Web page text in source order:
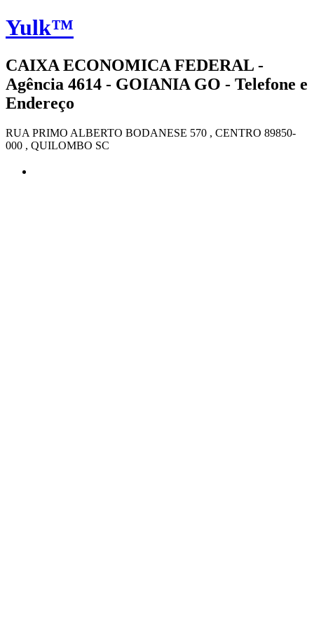
Yulk™
CAIXA ECONOMICA FEDERAL -
Agência 4614 - GOIANIA GO - Telefone e
Endereço
RUA PRIMO ALBERTO BODANESE 570 , CENTRO 89850-
000 , QUILOMBO SC